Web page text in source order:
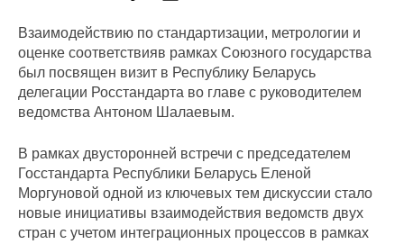
Взаимодействию по стандартизации, метрологии и
оценке соответствияв рамках Союзного государства
был посвящен визит в Республику Беларусь
делегации Росстандарта во главе с руководителем
ведомства Антоном Шалаевым.
В рамках двусторонней встречи с председателем
Госстандарта Республики Беларусь Еленой
Моргуновой одной из ключевых тем дискуссии стало
новые инициативы взаимодействия ведомств двух
стран с учетом интеграционных процессов в рамках